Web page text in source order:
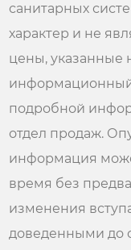
санитарных
характер и не
цены, указанные
информационный
подробной
отдел продаж.
информация
время без
изменения
доведенными до